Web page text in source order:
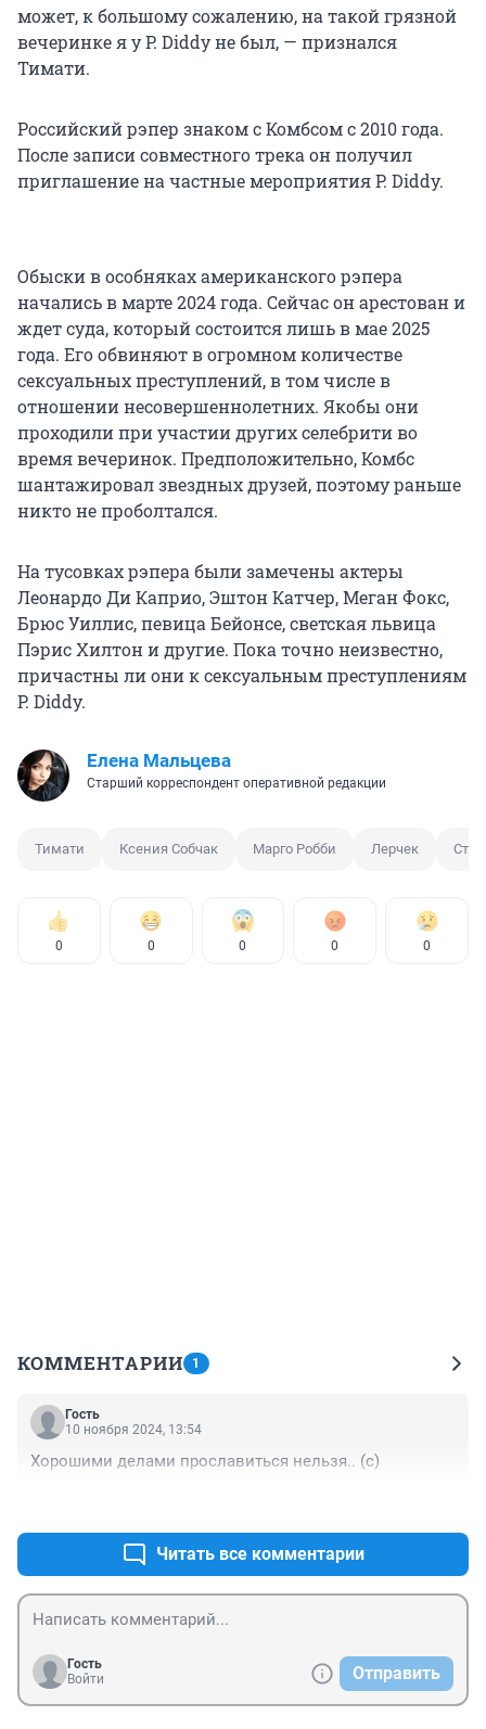
может, к большому сожалению, на такой грязной
вечеринке я у P. Diddy не был, — признался
Тимати.
Российский рэпер знаком с Комбсом с 2010 года.
После записи совместного трека он получил
приглашение на частные мероприятия P. Diddy.
Обыски в особняках американского рэпера
начались в марте 2024 года. Сейчас он арестован и
ждет суда, который состоится лишь в мае 2025
года. Его обвиняют в огромном количестве
сексуальных преступлений, в том числе в
отношении несовершеннолетних. Якобы они
проходили при участии других селебрити во
время вечеринок. Предположительно, Комбс
шантажировал звездных друзей, поэтому раньше
никто не проболтался.
На тусовках рэпера были замечены актеры
Леонардо Ди Каприо, Эштон Катчер, Меган Фокс,
Брюс Уиллис, певица Бейонсе, светская львица
Пэрис Хилтон и другие. Пока точно неизвестно,
причастны ли они к сексуальным преступлениям
P. Diddy.
Елена Мальцева
Старший корреспондент оперативной редакции
Тимати Ксения Собчак Марго Робби Лерчек
0 0 0 0 0
КОММЕНТАРИИ 1
Гость
10 ноября 2024, 13:54
Хорошими делами прославиться нельзя.. (с)
Читать все комментарии
Гость
Войти
Отправить